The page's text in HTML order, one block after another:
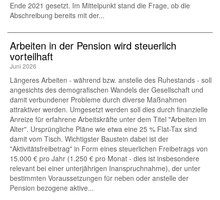
Ende 2021 gesetzt. Im Mittelpunkt stand die Frage, ob die
Abschreibung bereits mit der...
Arbeiten in der Pension wird steuerlich
vorteilhaft
Juni 2026
Längeres Arbeiten - während bzw. anstelle des Ruhestands - soll
angesichts des demografischen Wandels der Gesellschaft und
damit verbundener Probleme durch diverse Maßnahmen
attraktiver werden. Umgesetzt werden soll dies durch finanzielle
Anreize für erfahrene Arbeitskräfte unter dem Titel "Arbeiten im
Alter". Ursprüngliche Pläne wie etwa eine 25 % Flat-Tax sind
damit vom Tisch. Wichtigster Baustein dabei ist der
"Aktivitätsfreibetrag" in Form eines steuerlichen Freibetrags von
15.000 € pro Jahr (1.250 € pro Monat - dies ist insbesondere
relevant bei einer unterjährigen Inanspruchnahme), der unter
bestimmten Voraussetzungen für neben oder anstelle der
Pension bezogene aktive...